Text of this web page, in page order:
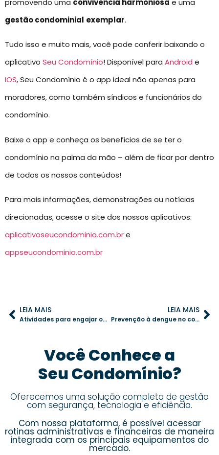
promovendo uma convivência harmoniosa e uma
gestão condominial exemplar.
Tudo isso e muito mais, você pode conferir baixando o
aplicativo Seu Condomínio! Disponível para Android e
IOS, Seu Condomínio é o app ideal não apenas para
moradores, como também síndicos e funcionários do
condomínio.
Baixe o app e conheça os benefícios de se ter o
condomínio na palma da mão – além de ficar por dentro
de todos os nossos conteúdos!
Para mais informações, demonstrações ou notícias
direcionadas, acesse o site dos nossos aplicativos:
aplicativoseucondominio.com.bre
appseucondominio.com.br
LEIA MAIS
Atividades para engajar os moradores em celebrações no condomínio
LEIA MAIS
Prevenção à dengue no condomínio: práticas e tecnologias essenciais
Você Conhece a
Seu Condomínio?
Oferecemos uma solução completa de gestão
com segurança, tecnologia e eficiência.
Com nossa plataforma, é possível acessar
rotinas administrativas e financeiras de maneira
integrada com os principais equipamentos do
mercado.